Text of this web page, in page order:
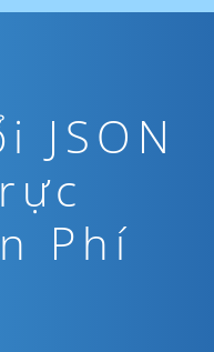
JSON
Phí